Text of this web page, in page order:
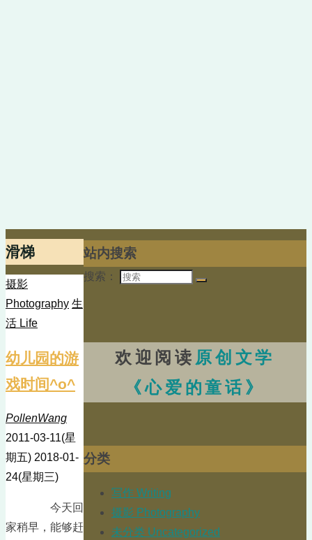
滑梯
摄影
Photography 生
活 Life
幼儿园的游
戏时间^o^
PollenWang
2011-03-11(星
期五) 2018-01-
24(星期三)
今天回
家稍早，能够赶
站内搜索
搜索：
欢迎阅读 原创文学
《心爱的童话》
分类
写作 Writing
摄影 Photography
未分类 Uncategorized